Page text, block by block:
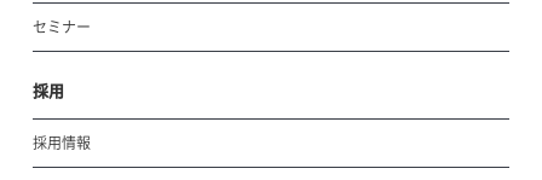
セミナー
採用
採用情報